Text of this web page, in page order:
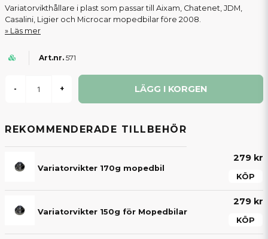
Variatorvikthållare i plast som passar till Aixam, Chatenet, JDM,
Casalini, Ligier och Microcar mopedbilar före 2008.
Läs mer
571
- + LÄGG I KORGEN
REKOMMENDERADE TILLBEHÖR
Variatorvikter 170g mopedbil
279 kr
KÖP
Variatorvikter 150g för Mopedbilar
279 kr
KÖP